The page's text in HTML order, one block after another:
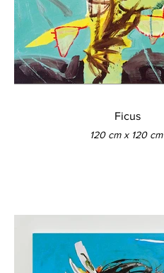
Ficus
120 cm x 120 cm